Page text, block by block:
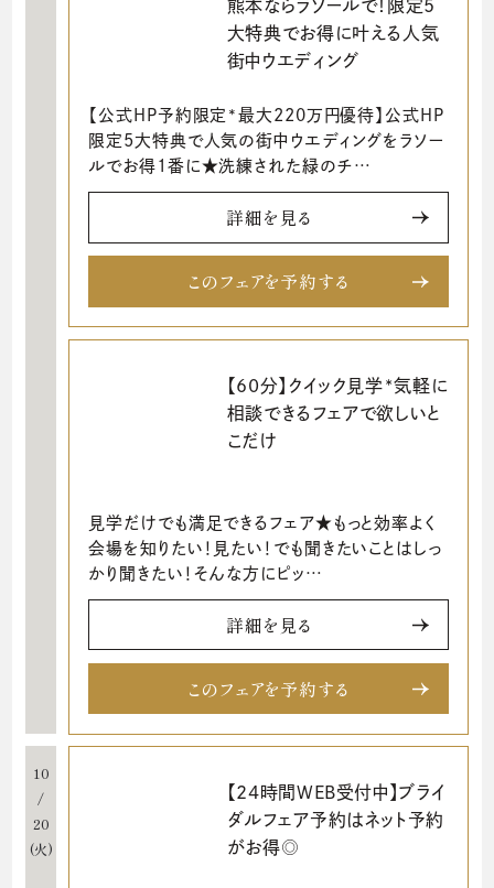
熊本ならラソールで！限定5
大特典でお得に叶える人気
街中ウエディング
【公式HP予約限定*最大220万円優待】公式HP
限定5大特典で人気の街中ウエディングをラソー
ルでお得1番に★洗練された緑のチ…
詳細を見る
このフェアを予約する
【60分】クイック見学*気軽に
相談できるフェアで欲しいと
こだけ
見学だけでも満足できるフェア★もっと効率よく
会場を知りたい！見たい！でも聞きたいことはしっ
かり聞きたい！そんな方にピッ…
詳細を見る
このフェアを予約する
10
/
20
(火)
【24時間WEB受付中】ブライ
ダルフェア予約はネット予約
がお得◎